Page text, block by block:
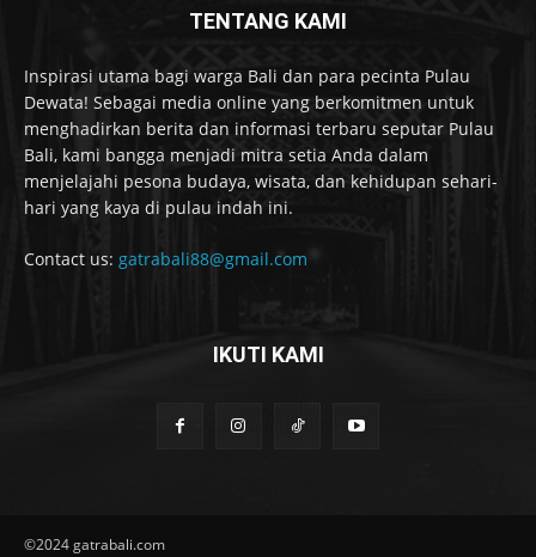
TENTANG KAMI
Inspirasi utama bagi warga Bali dan para pecinta Pulau
Dewata! Sebagai media online yang berkomitmen untuk
menghadirkan berita dan informasi terbaru seputar Pulau
Bali, kami bangga menjadi mitra setia Anda dalam
menjelajahi pesona budaya, wisata, dan kehidupan sehari-
hari yang kaya di pulau indah ini.
Contact us: gatrabali88@gmail.com
IKUTI KAMI
©2024 gatrabali.com